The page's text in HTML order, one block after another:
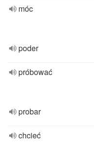
móc
poder
próbować
probar
chcieć